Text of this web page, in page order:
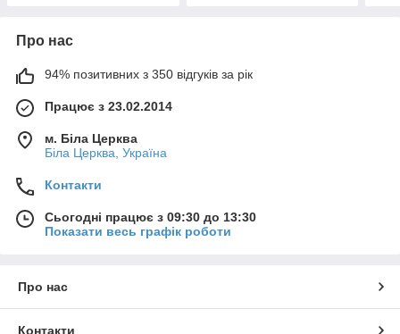
Про нас
94% позитивних з 350 відгуків за рік
Працює з 23.02.2014
м. Біла Церква
Біла Церква, Україна
Контакти
Сьогодні працює з 09:30 до 13:30
Показати весь графік роботи
Про нас
Контакти